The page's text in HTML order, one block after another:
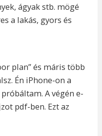
ágyak stb. mögé
a lakás, gyors és
plan” és máris több
Én iPhone-on a
A végén e-
pdf-ben. Ezt az